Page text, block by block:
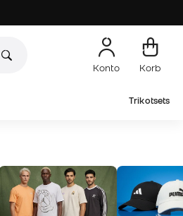
Konto Korb
Trikotsets